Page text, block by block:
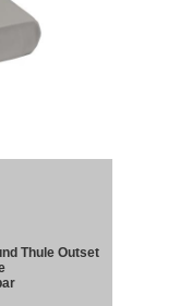
Thule Outset